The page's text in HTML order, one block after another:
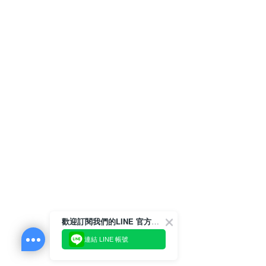
歡迎訂閱我們的LINE 官方帳號
連結 LINE 帳號